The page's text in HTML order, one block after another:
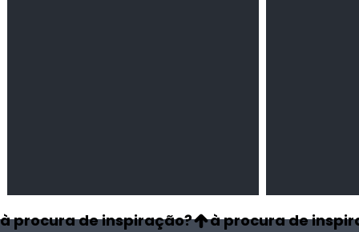
à procura de inspiração?